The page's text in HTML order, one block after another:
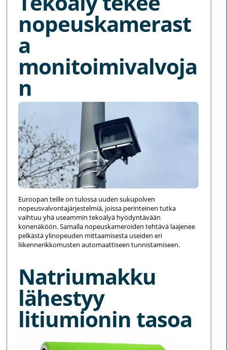
nopeuskamerast
a
monitoimivalvoja
n
Euroopan teille on tulossa uuden sukupolven
nopeusvalvontajärjestelmiä, joissa perinteinen tutka
vaihtuu yhä useammin tekoälyä hyödyntävään
konenäköön. Samalla nopeuskameroiden tehtävä laajenee
pelkästä ylinopeuden mittaamisesta useiden eri
liikennerikkomusten automaattiseen tunnistamiseen.
Natriumakku
lähestyy
litiumionin tasoa